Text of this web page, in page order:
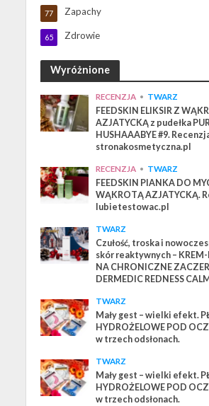
Zapachy
77
Zdrowie
65
Wyróżnione
RECENZJA • TWARZ
FEEDSKIN ELIKSIR Z
AZJATYCKĄ z pudełka
HUSHAAABYE #9.
stronakosmetyczna.pl
RECENZJA • TWARZ
FEEDSKIN PIANKA DO
WĄKROTĄ AZJATYCKĄ.
lubietestowac.pl
TWARZ
Czułość, troska i
skór reaktywnych –
NA CHRONICZNE
DERMEDIC REDNESS
TWARZ
Mały gest – wielki efekt.
HYDROŻELOWE POD
w trzech odsłonach.
TWARZ
Mały gest – wielki efekt.
HYDROŻELOWE POD
w trzech odsłonach.